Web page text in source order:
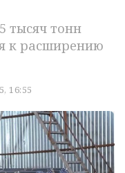
тысяч тонн
к расширению
16:55